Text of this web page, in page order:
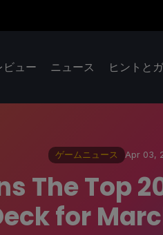
ビュー ニュース ヒントと
ゲームニュース Apr 03,
The Top
for